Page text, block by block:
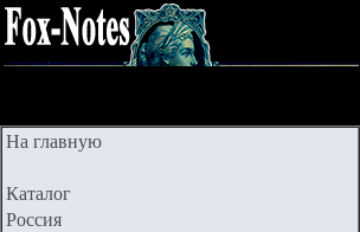
На главную
Каталог
Россия